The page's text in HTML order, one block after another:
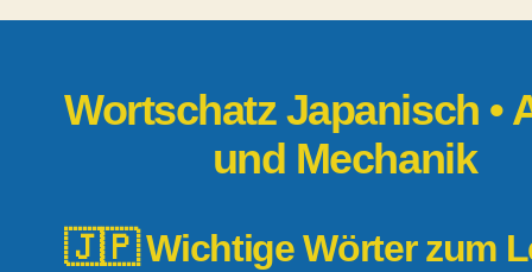
Mechanik
Wortschatz Japanisch •
und Mechanik
🇯🇵 Wichtige Wörter zum